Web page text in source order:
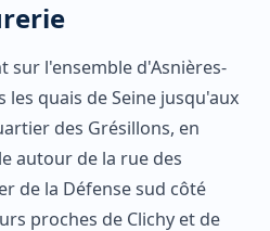
sur l'ensemble d'Asnières-
les quais de Seine jusqu'aux
des Grésillons, en
autour de la rue des
de la Défense sud côté
proches de Clichy et de